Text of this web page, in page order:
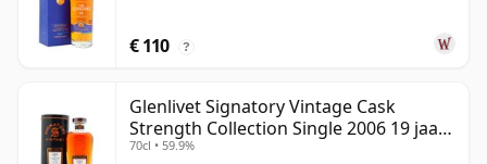
€ 110 ?
Glenlivet Signatory Vintage Cask
Strength Collection Single 2006 19 jaar
oud
70cl • 59.9%